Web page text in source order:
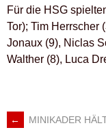
Für die HSG
Tor); Tim Herrscher
Jonaux (9), Niclas
Walther (8), Luca
←
MINIKADER